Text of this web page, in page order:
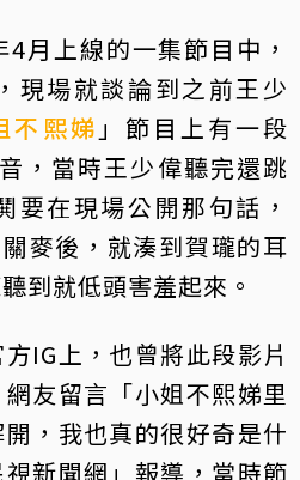
4月上線的一集節目中，
，現場就談論到之前王少
不熙娣 」節目上有一段
，當時王少偉聽完還跳
要在現場公開那句話，
麥後，就湊到賀瓏的耳
到就低頭害羞起來。
方IG上，也曾將此段影片
友留言「小姐不熙娣里
，我也真的很好奇是什
新聞網」報導，當時節